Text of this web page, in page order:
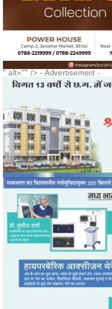
" alt="" />- Advertisement -